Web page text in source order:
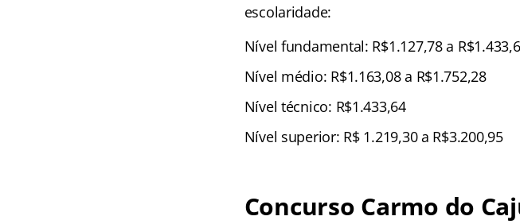
escolaridade:
Nível fundamental: R$1.127,78 a
Nível médio: R$1.163,08 a R$1.752,28
Nível técnico: R$1.433,64
Nível superior: R$ 1.219,30 a R$3.200,95
Concurso Carmo do